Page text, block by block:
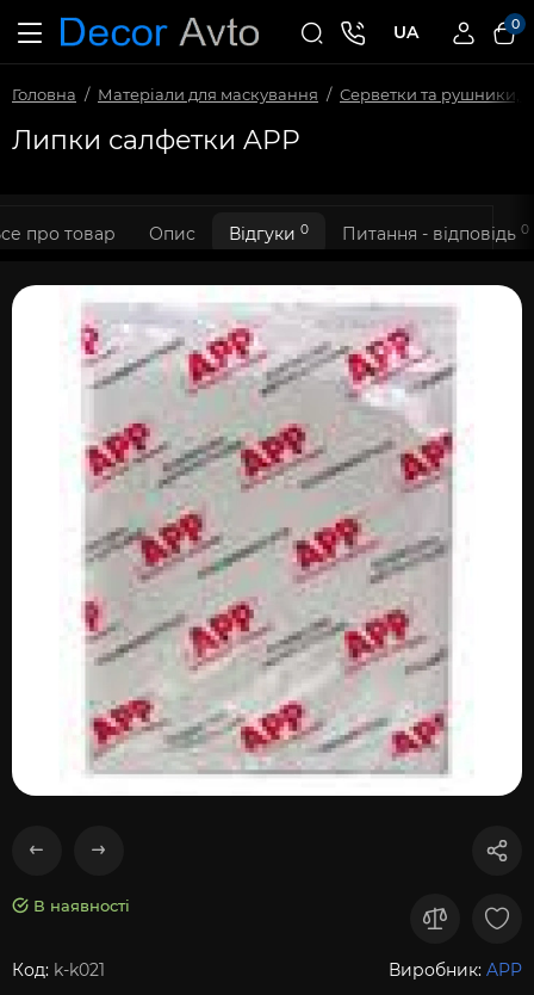
UA 0
Головна Матеріали для маскування Серветки та рушники,
Липки салфетки APP
про товар Опис Відгуки 0 Питання - відповідь 0
В наявності
Код: k-k021 Виробник: APP